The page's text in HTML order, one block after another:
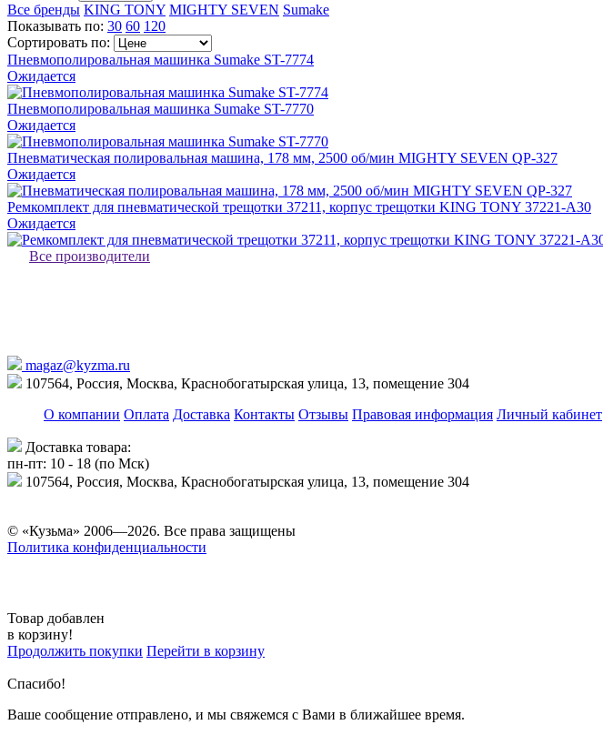
Все бренды KING TONY MIGHTY SEVEN Sumake
Показывать по: 30 60 120
Сортировать по:
Пневмополировальная машинка Sumake ST-7774
Ожидается
Пневмополировальная машинка Sumake ST-7770
Ожидается
Пневматическая полировальная машина, 178 мм, 2500 об/мин MIGHTY SEVEN QP-327
Ожидается
Ремкомплект для пневматической трещотки 37211, корпус трещотки KING TONY 37221-A30
Ожидается
Все производители
magaz@kyzma.ru
107564, Россия, Москва, Краснобогатырская улица, 13, помещение 304
О компании Оплата Доставка Контакты Отзывы Правовая информация Личный кабинет
Доставка товара:
пн-пт: 10 - 18 (по Мск)
107564, Россия, Москва, Краснобогатырская улица, 13, помещение 304
© «Кузьма» 2006—2026. Все права защищены
Политика конфиденциальности
Товар добавлен
в корзину!
Продолжить покупки Перейти в корзину
Спасибо!
Ваше сообщение отправлено, и мы свяжемся с Вами в ближайшее время.